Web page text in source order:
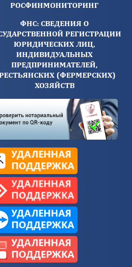
РОСФИНМОНИТОРИНГ
ФНС: СВЕДЕНИЯ О
РЕГИСТРАЦИИ
ЮРИДИЧЕСКИХ ЛИЦ,
ИНДИВИДУАЛЬНЫХ
ПРЕДПРИНИМАТЕЛЕЙ,
(ФЕРМЕРСКИХ)
ХОЗЯЙСТВ